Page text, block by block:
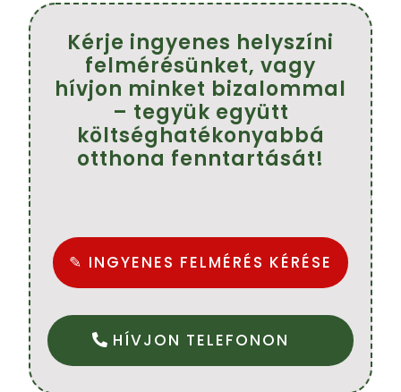
Kérje ingyenes helyszíni
felmérésünket, vagy
hívjon minket bizalommal
– tegyük együtt
költséghatékonyabbá
otthona fenntartását!
✎ INGYENES FELMÉRÉS KÉRÉSE
HÍVJON TELEFONON